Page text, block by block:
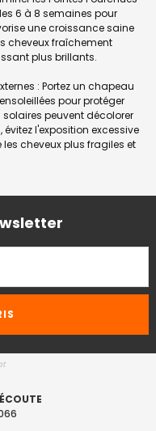
6 à 8 semaines pour
une croissance saine
cheveux fraîchement
plus brillants.
: Portez un chapeau
pour protéger
solaires peuvent décolorer
évitez l'exposition excessive
cheveux plus fragiles et